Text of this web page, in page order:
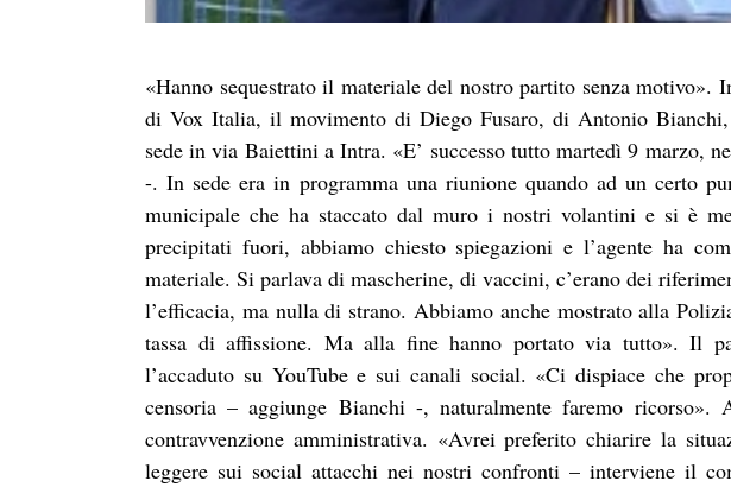
«Hanno sequestrato il materiale del nostro partito senza motivo».
di Vox Italia, il movimento di Diego Fusaro, di Antonio Bianchi,
sede in via Baiettini a Intra. «E’ successo tutto martedì 9 marzo,
-. In sede era in programma una riunione quando ad un certo
municipale che ha staccato dal muro i nostri volantini e si è
precipitati fuori, abbiamo chiesto spiegazioni e l’agente ha
materiale. Si parlava di mascherine, di vaccini, c’erano dei
l’efficacia, ma nulla di strano. Abbiamo anche mostrato alla
tassa di affissione. Ma alla fine hanno portato via tutto». Il
l’accaduto su YouTube e sui canali social. «Ci dispiace che
censoria – aggiunge Bianchi -, naturalmente faremo
contravvenzione amministrativa. «Avrei preferito chiarire la
leggere sui social attacchi nei nostri confronti – interviene il